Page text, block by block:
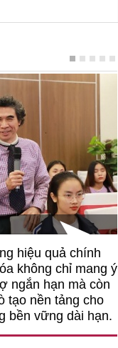
hiệu quả chính
không chỉ mang ý
ngắn hạn mà còn
tạo nền tảng cho
bền vững dài hạn.